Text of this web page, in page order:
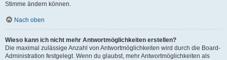
Stimme ändern können.
Nach oben
Wieso kann ich nicht mehr Antwortmöglichkeiten erstellen?
Die maximal zulässige Anzahl von Antwortmöglichkeiten wird durch die Board-
Administration festgelegt. Wenn du glaubst, mehr Antwortmöglichkeiten als